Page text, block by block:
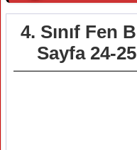
4. Sınıf Fen
Sayfa 24-